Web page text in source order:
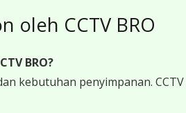
oleh CCTV BRO
BRO?
kebutuhan penyimpanan.